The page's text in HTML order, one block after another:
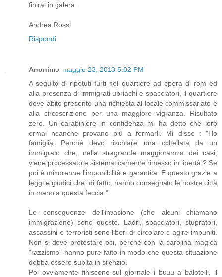
finirai in galera.
Andrea Rossi
Rispondi
Anonimo maggio 23, 2013 5:02 PM
A seguito di ripetuti furti nel quartiere ad opera di rom ed
alla presenza di immigrati ubriachi e spacciatori, il quartiere
dove abito presentò una richiesta al locale commissariato e
alla circoscrizione per una maggiore vigilanza. Risultato
zero. Un carabiniere in confidenza mi ha detto che loro
ormai neanche provano più a fermarli. Mi disse : "Ho
famiglia. Perché devo rischiare una coltellata da un
immigrato che, nella stragrande maggioramza dei casi,
viene processato e sistematicamente rimesso in libertà ? Se
poi è minorenne l'impunibilità e garantita. E questo grazie a
leggi e giudici che, di fatto, hanno consegnato le nostre città
in mano a questa feccia."
Le conseguenze dell'invasione (che alcuni chiamano
immigrazione) sono queste. Ladri, spacciatori, stupratori,
assassini e terroristi sono liberi di circolare e agire impuniti.
Non si deve protestare poi, perché con la parolina magica
"razzismo" hanno pure fatto in modo che questa situazione
debba essere subita in silenzio.
Poi ovviamente finiscono sul giornale i buuu a balotelli, il